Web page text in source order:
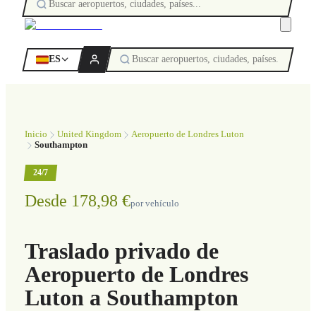
ES
Inicio United Kingdom
Aeropuerto de Londres Luton
Southampton
24/7
Desde 178,98 €por vehículo
Traslado privado de
Aeropuerto de Londres
Luton a Southampton